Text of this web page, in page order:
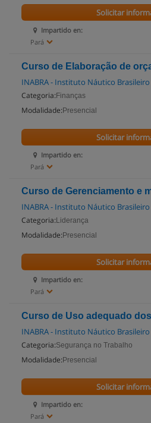
Impartido en:
Pará
Solicitar
Curso de Elaboração de
INABRA - Instituto Náutico Brasileiro
Categoria: Finanças
Modalidade: Presencial
Impartido en:
Pará
Solicitar
Curso de Gerenciamento e
INABRA - Instituto Náutico Brasileiro
Categoria: Liderança
Modalidade: Presencial
Impartido en:
Pará
Solicitar
Curso de Uso adequado dos
INABRA - Instituto Náutico Brasileiro
Categoria:Segurança no Trabalho
Modalidade: Presencial
Impartido en:
Pará
Solicitar